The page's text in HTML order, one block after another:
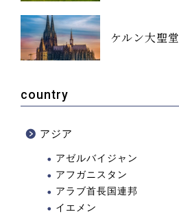
ケルン大聖堂
country
アジア
アゼルバイジャン
アフガニスタン
アラブ首長国連邦
イエメン